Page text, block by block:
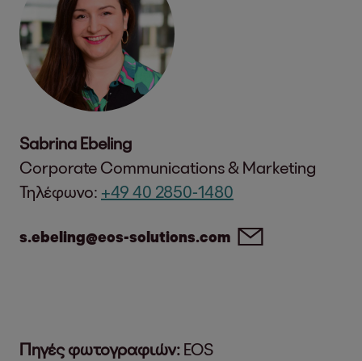
Sabrina Ebeling
Corporate Communications & Marketing
Τηλέφωνο: +49 40 2850-1480
s.ebeling@eos-solutions.com
Πηγές φωτογραφιών: EOS